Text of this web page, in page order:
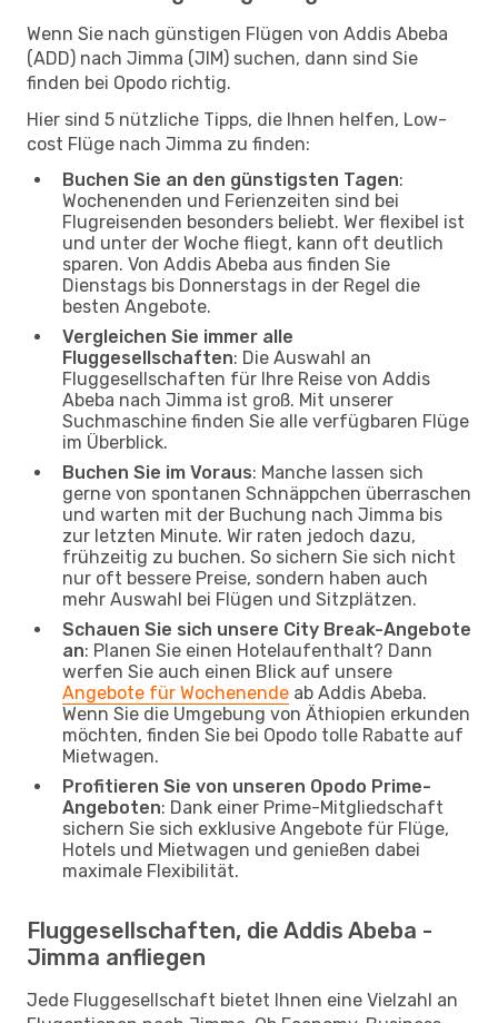
Wenn Sie nach günstigen Flügen von Addis Abeba
(ADD) nach Jimma (JIM) suchen, dann sind Sie
finden bei Opodo richtig.
Hier sind 5 nützliche Tipps, die Ihnen helfen, Low-
cost Flüge nach Jimma zu finden:
Buchen Sie an den günstigsten Tagen:
Wochenenden und Ferienzeiten sind bei
Flugreisenden besonders beliebt. Wer flexibel ist
und unter der Woche fliegt, kann oft deutlich
sparen. Von Addis Abeba aus finden Sie
Dienstags bis Donnerstags in der Regel die
besten Angebote.
Vergleichen Sie immer alle
Fluggesellschaften: Die Auswahl an
Fluggesellschaften für Ihre Reise von Addis
Abeba nach Jimma ist groß. Mit unserer
Suchmaschine finden Sie alle verfügbaren Flüge
im Überblick.
Buchen Sie im Voraus: Manche lassen sich
gerne von spontanen Schnäppchen überraschen
und warten mit der Buchung nach Jimma bis
zur letzten Minute. Wir raten jedoch dazu,
frühzeitig zu buchen. So sichern Sie sich nicht
nur oft bessere Preise, sondern haben auch
mehr Auswahl bei Flügen und Sitzplätzen.
Schauen Sie sich unsere City Break-Angebote
an: Planen Sie einen Hotelaufenthalt? Dann
werfen Sie auch einen Blick auf unsere
Angebote für Wochenende ab Addis Abeba.
Wenn Sie die Umgebung von Äthiopien erkunden
möchten, finden Sie bei Opodo tolle Rabatte auf
Mietwagen.
Profitieren Sie von unseren Opodo Prime-
Angeboten: Dank einer Prime-Mitgliedschaft
sichern Sie sich exklusive Angebote für Flüge,
Hotels und Mietwagen und genießen dabei
maximale Flexibilität.
Fluggesellschaften, die Addis Abeba -
Jimma anfliegen
Jede Fluggesellschaft bietet Ihnen eine Vielzahl an